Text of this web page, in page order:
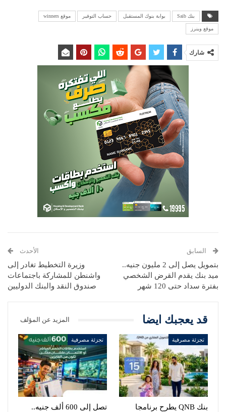
بنك Saib بوابة بنوك المستقبل حساب التوفير موقع winners
موقع وينرز
شارك
السابق
بتمويل يصل إلى 2 مليون جنيه..
ميد بنك يقدم القرض الشخصي
بفترة سداد حتى 120 شهر
الأحدث
وزيرة التخطيط تغادر إلى
واشنطن للمشاركة باجتماعات
صندوق النقد والبنك الدوليين
قد يعجبك ايضا المزيد عن المؤلف
تجزئة مصرفية
بنك QNB يطرح برنامجا
تجزئة مصرفية
تصل إلى 600 ألف جنيه..